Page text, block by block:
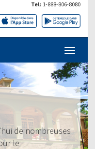
Tel: 1-888-806-8080
de nombreuses
le